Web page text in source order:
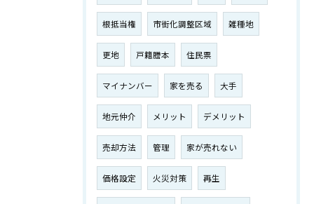
根抵当権 市街化調整区域 雑種地
更地 戸籍謄本 住民票
マイナンバー 家を売る 大手
地元仲介 メリット デメリット
売却方法 管理 家が売れない
価格設定 火災対策 再生